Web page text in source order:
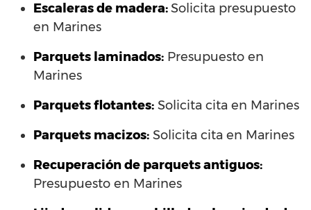
Escaleras de madera:Solicita presupuesto
en Marines
Parquets laminados: Presupuesto en
Marines
Parquets flotantes: Solicita cita en Marines
Parquets macizos: Solicita cita en Marines
Recuperación de parquets antiguos:
Presupuesto en Marines